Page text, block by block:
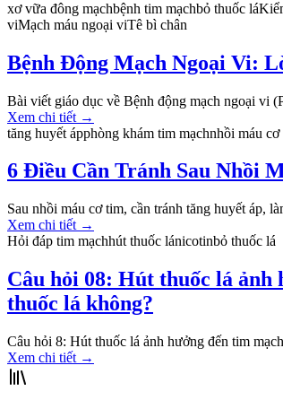
xơ vữa đông mạchbệnh tim mạchbỏ thuốc lá
viMạch máu ngoại viTê bì chân
Bệnh Động Mạch Ngoại Vi:
Bài viết giáo dục về Bệnh động mạch ngoại vi
Xem chi tiết →
tăng huyết ápphòng khám tim mạchnhồi máu cơ
6 Điều Cần Tránh Sau Nhồi
Sau nhồi máu cơ tim, cần tránh tăng huyết áp,
Xem chi tiết →
Hỏi đáp tim mạchhút thuốc lánicotinbỏ thuốc lá
Câu hỏi 08: Hút thuốc lá ảnh
thuốc lá không?
Câu hỏi 8: Hút thuốc lá ảnh hưởng đến tim
Xem chi tiết →